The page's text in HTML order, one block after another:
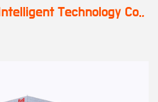
Technology Co.,